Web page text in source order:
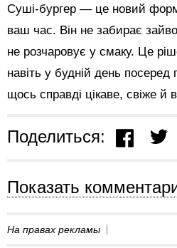
Суші-бургер — це новий
ваш час. Він не забирає
не розчаровує у смаку. Це
навіть у будній день посеред
щось справді цікаве, свіже й
Поделиться:
Показать
На правах рекламы